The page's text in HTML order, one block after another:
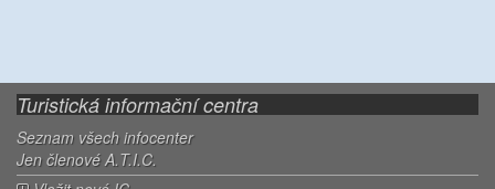
Turistická informační centra
Seznam všech infocenter
Jen členové A.T.I.C.